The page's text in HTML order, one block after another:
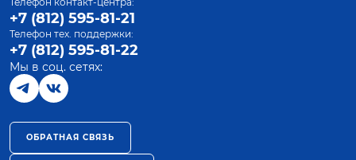
+7 (812) 595-81-21
Телефон тех. поддержки:
+7 (812) 595-81-22
Мы в соц. сетях:
ОБРАТНАЯ СВЯЗЬ